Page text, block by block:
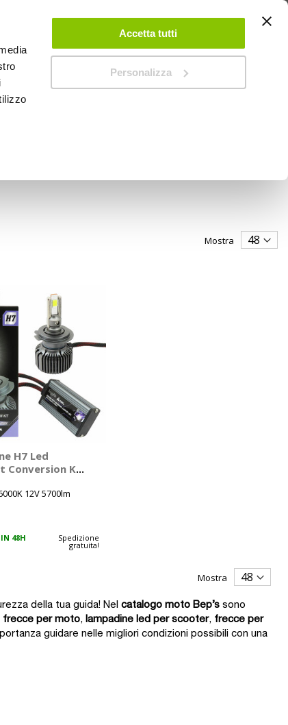
Accetta tutti
Personalizza
CONTATTACI NEGOZI IL MIO NEGOZIO
Mostra
H7 Led
Conversion Kit
12V 5700lm
48H Spedizione
gratuita!
Mostra
della tua guida! Nel catalogo moto Bep’ssono
frecce per moto, lampadine led per scooter, frecce per
guidare nelle migliori condizioni possibili con una